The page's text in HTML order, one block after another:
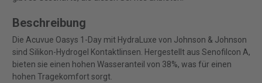
Beschreibung
Die Acuvue Oasys 1-Day mit HydraLuxe von Johnson & Johnson
sind Silikon-Hydrogel Kontaktlinsen. Hergestellt aus Senofilcon A,
bieten sie einen hohen Wasseranteil von 38%, was für einen
hohen Tragekomfort sorgt.